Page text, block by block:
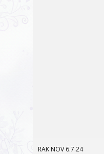
RAK NOV 6.7.24